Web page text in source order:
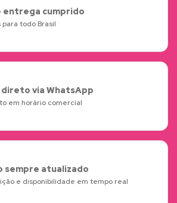
entrega cumprido
todo Brasil
via WhatsApp
em horário comercial
sempre atualizado
e disponibilidade em tempo real